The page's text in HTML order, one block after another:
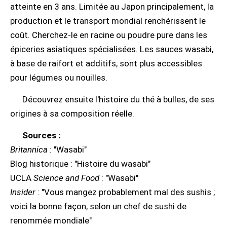
atteinte en 3 ans. Limitée au Japon principalement, la
production et le transport mondial renchérissent le
coût. Cherchez-le en racine ou poudre pure dans les
épiceries asiatiques spécialisées. Les sauces wasabi,
à base de raifort et additifs, sont plus accessibles
pour légumes ou nouilles.
Découvrez ensuite l'histoire du thé à bulles, de ses
origines à sa composition réelle.
Sources :
Britannica : "Wasabi"
Blog historique : "Histoire du wasabi"
UCLA Science and Food: "Wasabi"
Insider : "Vous mangez probablement mal des sushis ;
voici la bonne façon, selon un chef de sushi de
renommée mondiale"